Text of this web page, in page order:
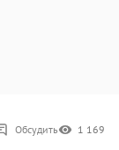
Обсудить 1 169